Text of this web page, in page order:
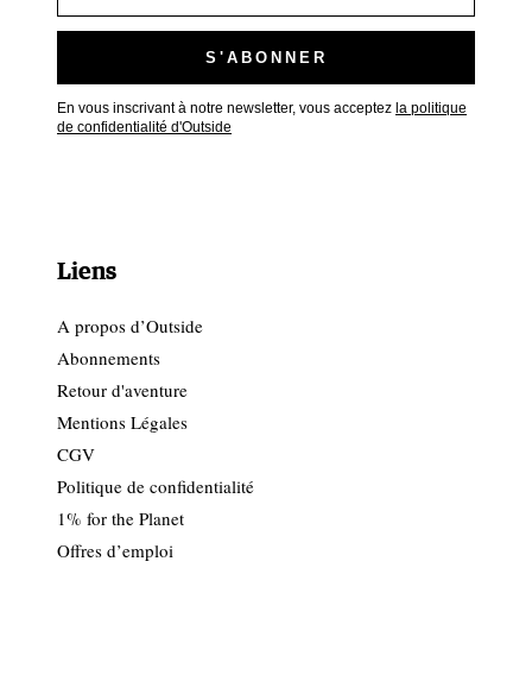
En vous inscrivant à notre newsletter, vous acceptez la politique
de confidentialité d'Outside
Liens
A propos d’Outside
Abonnements
Retour d'aventure
Mentions Légales
CGV
Politique de confidentialité
1% for the Planet
Offres d’emploi